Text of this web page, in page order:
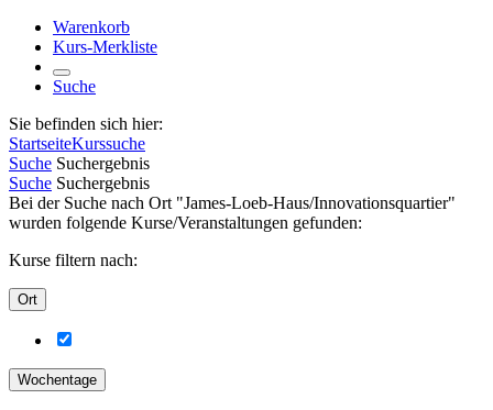
Warenkorb
Kurs-Merkliste
Suche
Sie befinden sich hier:
StartseiteKurssuche
Suche Suchergebnis
Suche Suchergebnis
Bei der Suche nach Ort "James-Loeb-Haus/Innovationsquartier"
wurden folgende Kurse/Veranstaltungen gefunden:
Kurse filtern nach:
Ort
Wochentage